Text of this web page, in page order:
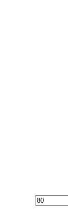
Prix